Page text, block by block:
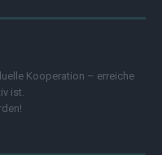
Kooperation – erreiche
ist.